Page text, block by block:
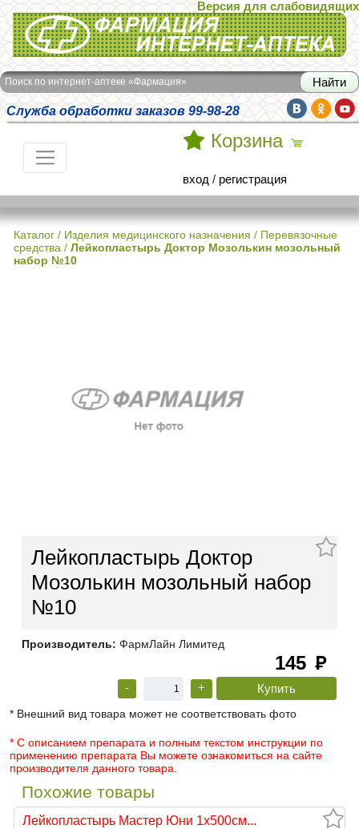
Интернет-аптека Фармация
Версия для слабовидящих
Поиск по интернет-аптеке «Фармация»
Служба обработки заказов 99-98-28
Корзина
вход / регистрация
Каталог / Изделия медицинского назначения / Перевязочные
средства / Лейкопластырь Доктор Мозолькин мозольный
набор №10
Лейкопластырь Доктор
Мозолькин мозольный набор
№10
Производитель: ФармЛайн Лимитед
145 руб
- +
* Внешний вид товара может не соответствовать фото
* С описанием препарата и полным текстом инструкции по
применению препарата Вы можете ознакомиться на сайте
производителя данного товара.
Похожие товары
Лейкопластырь Мастер Юни 1х500см...